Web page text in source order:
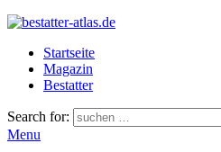
Startseite
Magazin
Bestatter
Search for:
Menu